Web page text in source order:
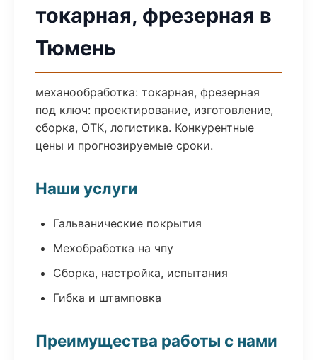
токарная, фрезерная в
Тюмень
механообработка: токарная, фрезерная
под ключ: проектирование, изготовление,
сборка, ОТК, логистика. Конкурентные
цены и прогнозируемые сроки.
Наши услуги
Гальванические покрытия
Мехобработка на чпу
Сборка, настройка, испытания
Гибка и штамповка
Преимущества работы с нами